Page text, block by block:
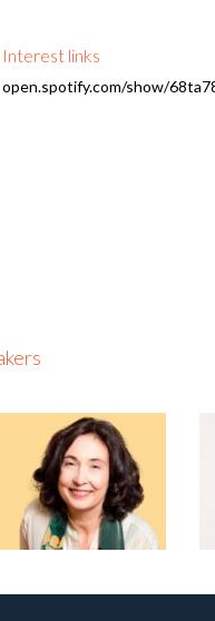
Interest links
open.spotify.com/show/